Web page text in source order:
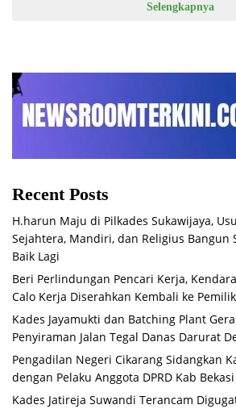
Selengkapnya
Recent Posts
H.harun Maju di Pilkades Sukawijaya,
Sejahtera, Mandiri, dan Religius Bangun
Baik Lagi
Beri Perlindungan Pencari Kerja,
Calo Kerja Diserahkan Kembali ke
Kades Jayamukti dan Batching Plant
Penyiraman Jalan Tegal Danas Darurat
Pengadilan Negeri Cikarang Sidangkan
dengan Pelaku Anggota DPRD Kab Bekasi
Kades Jatireja Suwandi Terancam